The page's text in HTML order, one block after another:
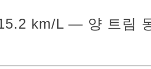
km/L — 양 트림